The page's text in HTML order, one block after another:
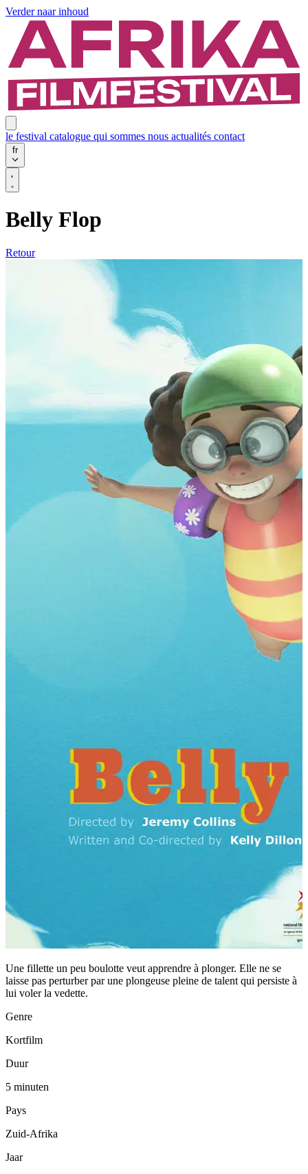
Verder naar inhoud
le festival catalogue qui sommes nous actualités contact
fr
Belly Flop
Retour
Une fillette un peu boulotte veut apprendre à plonger. Elle ne se
laisse pas perturber par une plongeuse pleine de talent qui persiste à
lui voler la vedette.
Genre
Kortfilm
Duur
5 minuten
Pays
Zuid-Afrika
Jaar